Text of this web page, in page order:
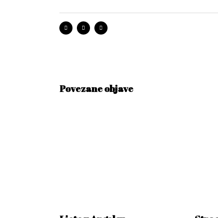
Povezane objave